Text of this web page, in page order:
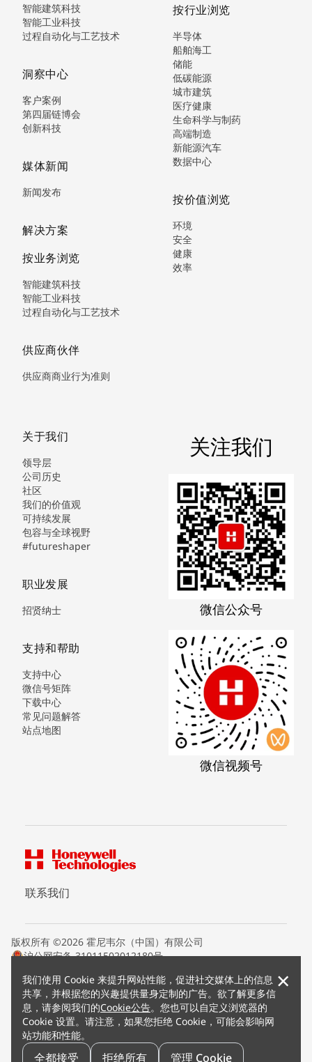
我们使用 Cookie 来提升网站性能，促进社交媒体上的信息
共享，并根据您的兴趣提供量身定制的广告。欲了解更多信
息，请参阅我们的Cookie公告。您也可以自定义浏览器的
Cookie 设置。请注意，如果您拒绝 Cookie，可能会影响网
站功能和性能。
全都接受 拒绝所有 管理 Cookie
×
智能建筑科技
智能工业科技
过程自动化与工艺技术
洞察中心
客户案例
第四届链博会
创新科技
媒体新闻
新闻发布
解决方案
按业务浏览
智能建筑科技
智能工业科技
过程自动化与工艺技术
供应商伙伴
供应商商业行为准则
按行业浏览
半导体
船舶海工
储能
低碳能源
城市建筑
医疗健康
生命科学与制药
高端制造
新能源汽车
数据中心
按价值浏览
环境
安全
健康
效率
关于我们
领导层
公司历史
社区
我们的价值观
可持续发展
包容与全球视野
#futureshaper
职业发展
招贤纳士
支持和帮助
支持中心
微信号矩阵
下载中心
常见问题解答
站点地图
关注我们
微信公众号
微信视频号
联系我们
版权所有 ©2026 霍尼韦尔（中国）有限公司
沪公网安备 31011502012180号
条款条约
隐私声明
您的隐私选项
霍尼韦尔科技Cookie通知
退订
漏洞报告